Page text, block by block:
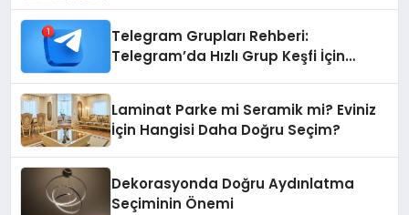
Telegram Grupları Rehberi:
Telegram’da Hızlı Grup Keşfi İçin
Laminat Parke mi Seramik mi? Eviniz
İçin Hangisi Daha Doğru Seçim?
Dekorasyonda Doğru Aydınlatma
Seçiminin Önemi